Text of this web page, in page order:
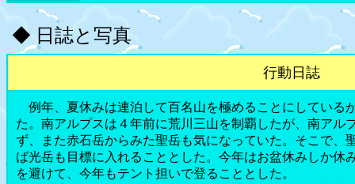
◆ 日誌と写真
行動日誌
例年、夏休みは連泊して百名山を極めることにしている
た。南アルプスは４年前に荒川三山を制覇したが、南アル
ず、また赤石岳からみた聖岳も気になっていた。そこで、
ば光岳も目標に入れることとした。今年はお盆休みしか休
を避けて、今年もテント担いで登ることとした。